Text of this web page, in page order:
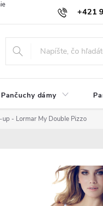
+421
Pančuchy dámy
- Lormar My Double Pizzo